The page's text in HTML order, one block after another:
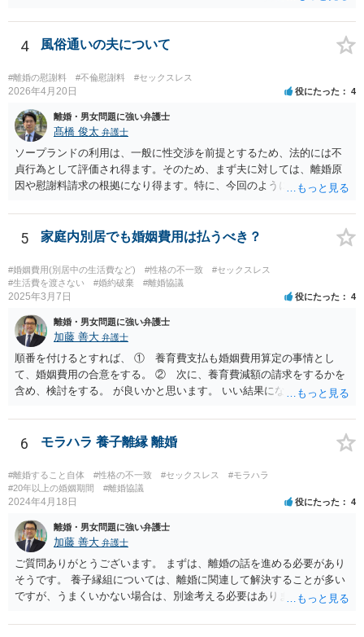
活している以上は、「精神的・身体的苦痛を与え」られることは不可
避的に生じますから、違法と評価されるためには、社会通念（常識）
を逸脱した態様・方法で精神的・身体的苦痛を与えられたといえるこ
とが必要です。 常識を逸脱したと言えるかどうかについては、必要性
や相当性という基準を使って判断をするとわかりやすいと思います。
夫婦間において今、問題が生じているということを親族には話してお
く必要はあると思われますし、常識的に見ても、また、それが親族内
にとどまる話であれば、著しく不相当なこととも言えません。ですか
ら、上記のことが社会通念を逸脱した態様・方法であるとは言えない
のではないかと思います。少なくとも、違法と評価されるハラスメン
トとは言えないでしょう。
4 風俗通いの夫について
#離婚の慰謝料 #不倫慰謝料 #セックスレス
2026年4月20日 役にたった 4
離婚・男女問題に強い弁護士
髙橋 俊太 弁護士
ソープランドの利用は、一般に性交渉を前提とするため、法的には不
貞行為として評価され得ます。そのため、まず夫に対しては、離婚原
因や慰謝料請求の根拠になり得ます。特に、今回のように長期間の継
た後も続いている事情は、婚姻関係への打撃や悪質性を基礎づける事
情として主張しやすいです。一方で、ソープランドで働く女性に対す
る請求は、夫に対する請求より難しい可能性があります。店舗での接
客としての関係にとどまる場合、相手女性が夫を特別な交際相手とし
て扱っていたのか、婚姻関係を侵害するとの認識のもとで個人的関係
を持っていたのか、などが問題になります。SNSで「大好き」と送っ
ているという点は貴方としては不快にお感じだと思われますが、それ
だけで直ちに法的責任が認められるとは限りません。 現実的には、ま
ずは夫に対する対応を中心に考えるのが一般的です。離婚を求めるの
か、離婚せずに慰謝料や再発防止の誓約書を求めるのかで進め方が変
わります。証拠としては、SNS投稿、口コミ、指名履歴、プレゼント
のやり取り、県をまたいで通っていた記録などは保存しておくとよい
5 家庭内別居でも婚姻費用は払うべき？
#婚姻費用(別居中の生活費など) #性格の不一致
#セックスレス
#生活費を渡さない
#婚約破棄 #離婚協議
2025年3月7日 役にたった 4
離婚・男女問題に強い弁護士
加藤 善大 弁護士
順番を付けるとすれば、 ① 養育費支払も婚姻費用算定の事情とし
て、婚姻費用の合意をする。 ② 次に、養育費減額の請求をするかを
含め、検討をする。 が良いかと思います。 いい結果になるといいです
6 モラハラ 養子離縁 離婚
#離婚すること自体 #性格の不一致 #セックスレス
#モラハラ
#20年以上の婚姻期間
#離婚協議
2024年4月18日 役にたった 4
離婚・男女問題に強い弁護士
加藤 善大 弁護士
ご質問ありがとうございます。 まずは、離婚の話を進める必要があり
そうです。 養子縁組については、離婚に関連して解決することが多い
ですが、うまくいかない場合は、別途考える必要はあります。 離婚の
での話し合い）、裁判離婚（裁判官が離婚を認めるもの）の３種類が